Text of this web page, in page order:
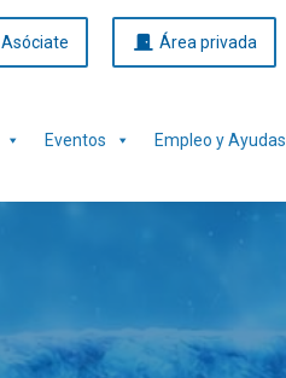
Asóciate Área privada
Eventos Empleo y Ayudas